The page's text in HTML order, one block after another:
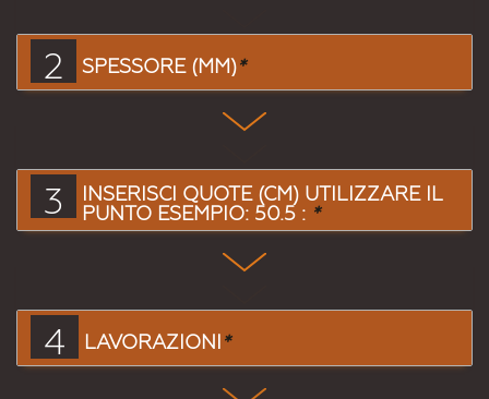
2 SPESSORE (MM)*
3
INSERISCI QUOTE (CM) UTILIZZARE IL
PUNTO ESEMPIO: 50.5 : *
4 LAVORAZIONI*